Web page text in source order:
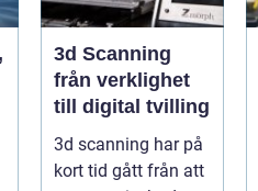
3d Scanning
från verklighet
till digital tvilling
3d scanning har på
kort tid gått från att